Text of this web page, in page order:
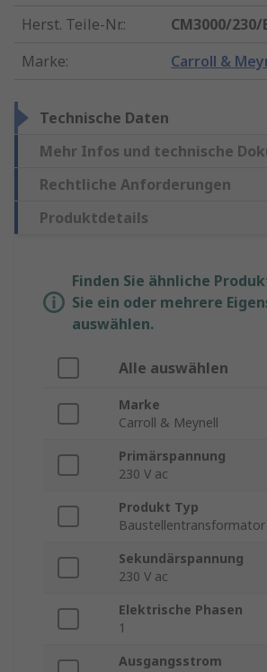
Herst. Teile-Nr.:
CM3000/230/
Marke: Carroll &
Technische Daten
Mehr Infos und technische
Rechtliche Anforderungen
Produktdetails
Finden Sie ähnliche
Sie ein oder mehrere
auswählen.
Alle auswählen
Marke
Carroll & Meynell
Primärspannung
230 V ac
Produkt Typ
Baustellentransformator
Sekundärspannung
230 V ac
Elektrische Phasen
1
Ausgangsstrom